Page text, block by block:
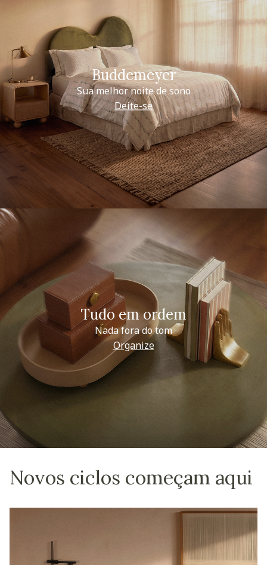
Buddemeyer
Sua melhor noite de sono
Deite-se
Tudo em ordem
Nada fora do tom
Organize
Novos ciclos começam aqui